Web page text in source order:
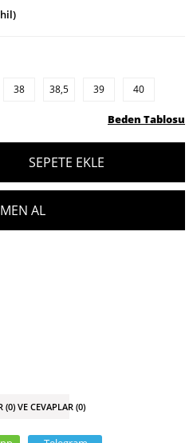
38 38,5 39 40
Beden Tablosu
(0) VE CEVAPLAR (0)